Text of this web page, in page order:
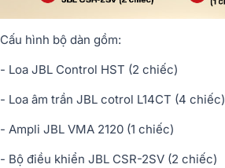
Cấu hình bộ dàn gồm:
- Loa JBL Control HST (2 chiếc)
- Loa âm trần JBL cotrol L14CT (4 chiếc)
- Ampli JBL VMA 2120 (1 chiếc)
- Bộ điều khiển JBL CSR-2SV (2 chiếc)